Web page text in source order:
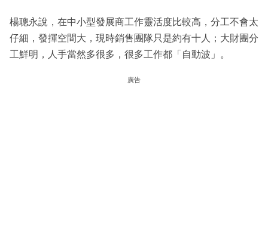
楊聰永說，在中小型發展商工作靈活度比較高，分工不會太
仔細，發揮空間大，現時銷售團隊只是約有十人；大財團分
工鮮明，人手當然多很多，很多工作都「自動波」。
廣告